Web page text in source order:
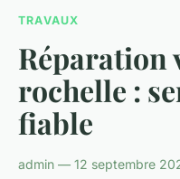
TRAVAUX
Réparation
rochelle :
fiable
admin — 12 septembre